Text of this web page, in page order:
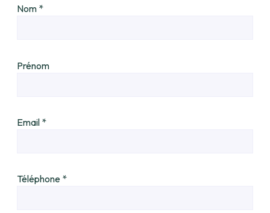
Nom *
Prénom
Email *
Téléphone *